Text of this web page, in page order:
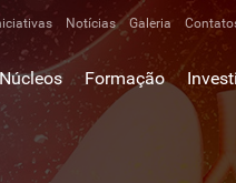
Notícias Galeria
Formação